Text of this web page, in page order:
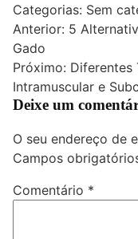
Categorias: Sem
Navegação
de
Post
Anterior: 5
Gado
Próximo: Diferentes
Intramuscular e
Deixe um
O seu endereço de
Campos
Comentário *